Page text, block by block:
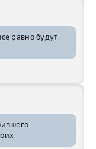
равно будут